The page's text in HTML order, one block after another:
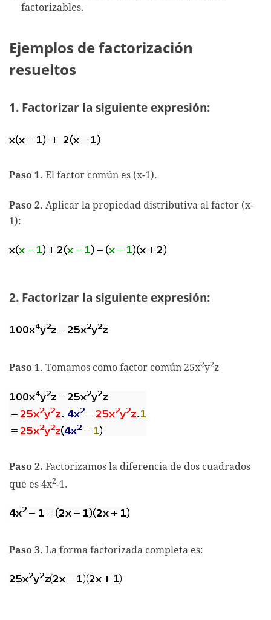
factorizables.
Ejemplos de factorización
resueltos
1. Factorizar la siguiente expresión:
Paso 1. El factor común es (x-1).
Paso 2. Aplicar la propiedad distributiva al factor (x-
1):
2. Factorizar la siguiente expresión:
Paso 1. Tomamos como factor común 25x2y2z
Paso 2. Factorizamos la diferencia de dos cuadrados
que es 4x2-1.
Paso 3. La forma factorizada completa es: